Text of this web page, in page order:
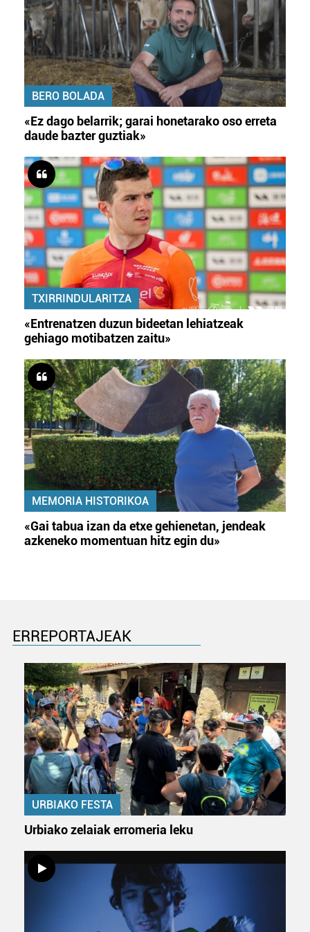
BERO BOLADA
«Ez dago belarrik; garai honetarako oso erreta
daude bazter guztiak»
TXIRRINDULARITZA
«Entrenatzen duzun bideetan lehiatzeak
gehiago motibatzen zaitu»
MEMORIA HISTORIKOA
«Gai tabua izan da etxe gehienetan, jendeak
azkeneko momentuan hitz egin du»
ERREPORTAJEAK
URBIAKO FESTA
Urbiako zelaiak erromeria leku